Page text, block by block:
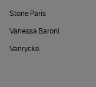
Stone Paris
Vanessa Baroni
Vanrycke